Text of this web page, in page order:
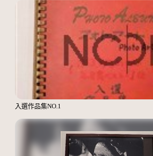
入選作品集NO.1